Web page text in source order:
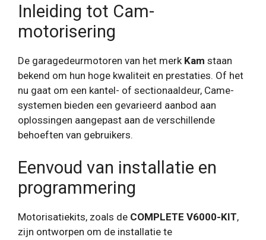
Inleiding tot Cam-
motorisering
De garagedeurmotoren van het merk Kam staan ​​
bekend om hun hoge kwaliteit en prestaties. Of het
nu gaat om een ​​kantel- of sectionaaldeur, Came-
systemen bieden een gevarieerd aanbod aan
oplossingen aangepast aan de verschillende
behoeften van gebruikers.
Eenvoud van installatie en
programmering
Motorisatiekits, zoals de COMPLETE V6000-KIT,
zijn ontworpen om de installatie te